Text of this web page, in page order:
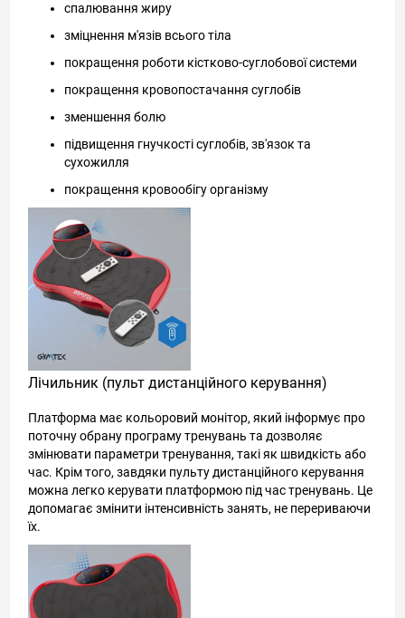
спалювання жиру
зміцнення м'язів всього тіла
покращення роботи кістково-суглобової системи
покращення кровопостачання суглобів
зменшення болю
підвищення гнучкості суглобів, зв'язок та
сухожилля
покращення кровообігу організму
Лічильник (пульт дистанційного керування)
Платформа має кольоровий монітор, який інформує про
поточну обрану програму тренувань та дозволяє
змінювати параметри тренування, такі як швидкість або
час. Крім того, завдяки пульту дистанційного керування
можна легко керувати платформою під час тренувань. Це
допомагає змінити інтенсивність занять, не перериваючи
їх.